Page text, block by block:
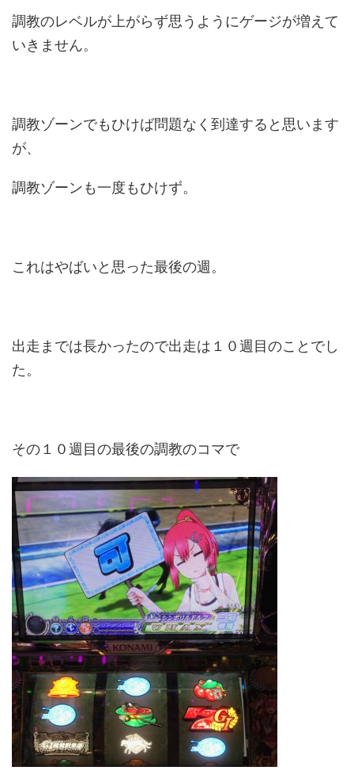
調教のレベルが上がらず思うようにゲージが増えて
いきません。
調教ゾーンでもひけば問題なく到達すると思います
が、
調教ゾーンも一度もひけず。
これはやばいと思った最後の週。
出走までは長かったので出走は１０週目のことでし
た。
その１０週目の最後の調教のコマで